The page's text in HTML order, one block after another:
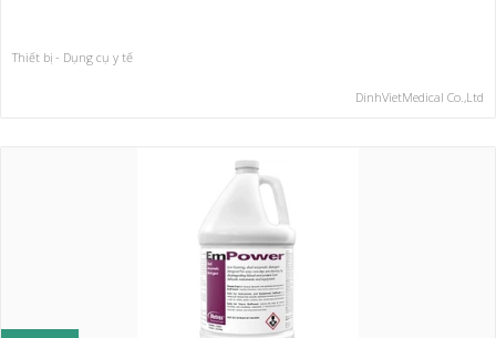
Thiết bị - Dụng cụ y tế
DinhVietMedical Co.,Ltd